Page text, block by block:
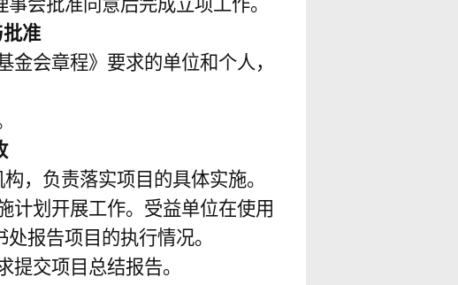
会批准同意后完成立项工作。
准
会章程》要求的单位和个人，
，负责落实项目的具体实施。
计划开展工作。受益单位在使用
报告项目的执行情况。
交项目总结报告。